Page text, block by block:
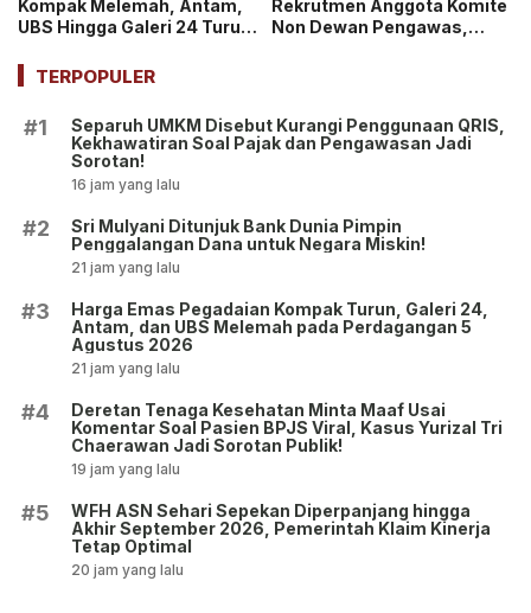
Kompak Melemah, Antam,
UBS Hingga Galeri 24 Turun
Rekrutmen Anggota Komite
Non Dewan Pengawas,
TERPOPULER
#1
Separuh UMKM Disebut Kurangi Penggunaan QRIS,
Kekhawatiran Soal Pajak dan Pengawasan Jadi
Sorotan!
16 jam yang lalu
#2
Sri Mulyani Ditunjuk Bank Dunia Pimpin
Penggalangan Dana untuk Negara Miskin!
21 jam yang lalu
#3
Harga Emas Pegadaian Kompak Turun, Galeri 24,
Antam, dan UBS Melemah pada Perdagangan 5
Agustus 2026
21 jam yang lalu
#4
Deretan Tenaga Kesehatan Minta Maaf Usai
Komentar Soal Pasien BPJS Viral, Kasus Yurizal Tri
Chaerawan Jadi Sorotan Publik!
19 jam yang lalu
#5
WFH ASN Sehari Sepekan Diperpanjang hingga
Akhir September 2026, Pemerintah Klaim Kinerja
Tetap Optimal
20 jam yang lalu